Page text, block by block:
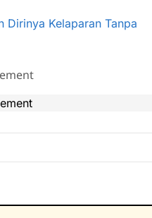
Dirinya Kelaparan Tanpa